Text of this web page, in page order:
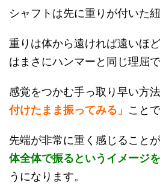
シャフトは先に重りが付いた
重りは体から遠ければ遠いほ
はまさにハンマーと同じ理屈で
感覚をつかむ手っ取り早い方
付けたまま振ってみる」 ことで
先端が非常に重く感じること
体全体で振るというイメージ
うになります。